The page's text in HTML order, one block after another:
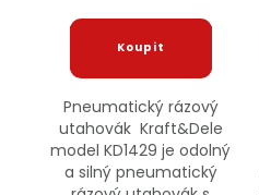
Pneumatický rázový
utahovák Kraft&Dele
model KD1429 je odolný
a silný pneumatický